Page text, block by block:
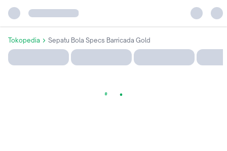
Tokopedia Sepatu Bola Specs Barricada Gold